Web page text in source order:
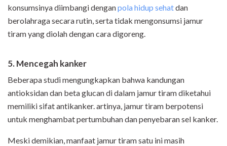
konsumsinya diimbangi denganpola hidup sehatdan
berolahraga secara rutin, serta tidak mengonsumsi jamur
tiram yang diolah dengan cara digoreng.
5. Mencegah kanker
Beberapa studi mengungkapkan bahwa kandungan
antioksidan dan beta glucan di dalam jamur tiram diketahui
memiliki sifat antikanker. artinya, jamur tiram berpotensi
untuk menghambat pertumbuhan dan penyebaran sel kanker.
Meski demikian, manfaat jamur tiram satu ini masih